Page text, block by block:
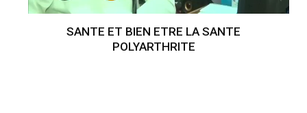
SANTE ET BIEN ETRE LA SANTE
POLYARTHRITE